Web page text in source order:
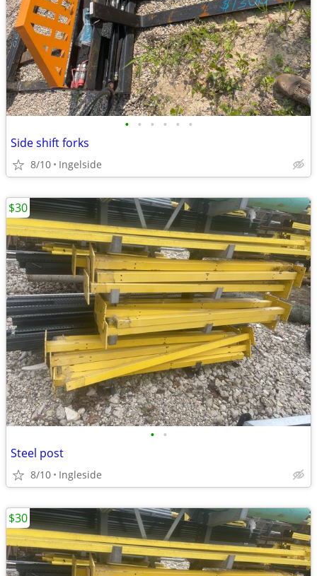
• • • • • •
Side shift forks
8/10 Ingelside
• •
Steel post
8/10 Ingleside
$30
$30